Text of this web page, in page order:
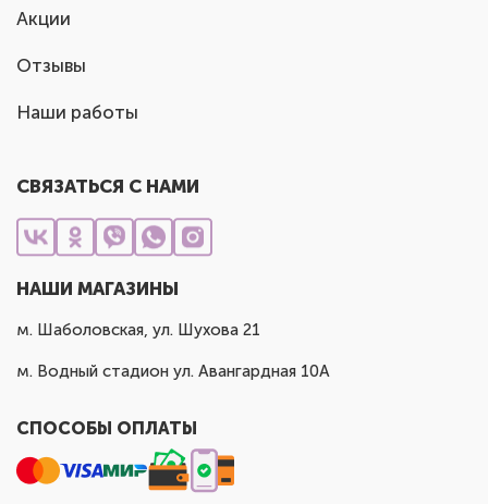
Акции
Отзывы
Наши работы
СВЯЗАТЬСЯ С НАМИ
НАШИ МАГАЗИНЫ
м. Шаболовская, ул. Шухова 21
м. Водный стадион ул. Авангардная 10А
СПОСОБЫ ОПЛАТЫ